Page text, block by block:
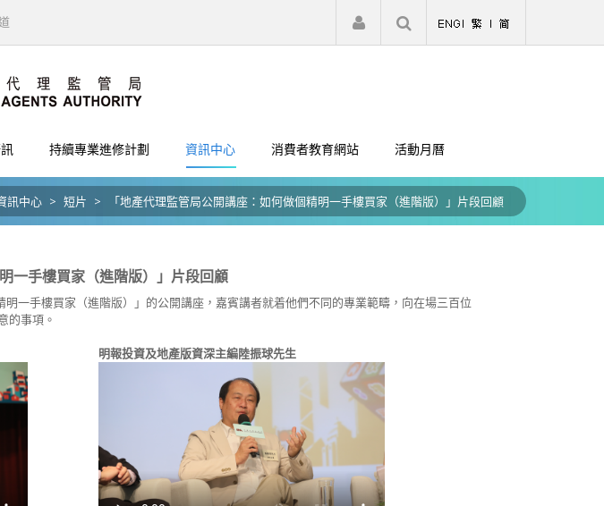
註冊 登入
持續專業進修計劃 資訊中心 消費者教育網站 活動月曆
訊中心 > 短片 > 「地產代理監管局公開講座：如何做個精明一手樓買家（進階版）」片段回顧
一手樓買家（進階版）」片段回顧
一手樓買家（進階版）」的公開講座，嘉賓講者就着他們不同的專業範疇，向在場三百位
的事項。
明報投資及地產版資深主編陸振球先生